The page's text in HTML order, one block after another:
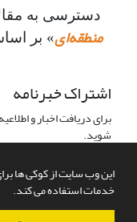
این وب سایت از کوکی ها
خدمات استفاده می کند.
دسترسی به
منطقه‌ای» بر
اشتراک خبرنامه
برای دریافت اخبار و
شوید.